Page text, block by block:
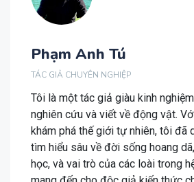
Phạm Anh Tú
TÁC GIẢ CHUYÊN NGHIỆP
Tôi là một tác giả giàu kinh
nghiên cứu và viết về động vật.
khám phá thế giới tự nhiên, tôi đã
tìm hiểu sâu về đời sống hoang
học, và vai trò của các loài trong